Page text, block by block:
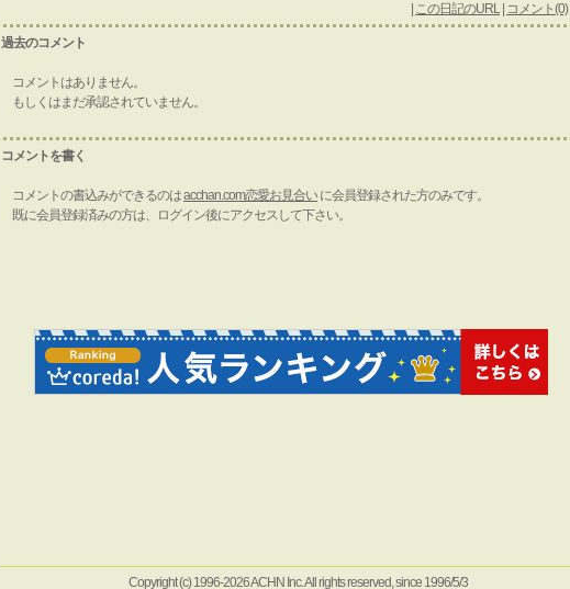
この日記のURL| コメント(0)|
過去のコメント
コメントはありません。
もしくはまだ承認されていません。
コメントを書く
コメントの書込みができるのはacchan.com恋愛お見合いに会員登録された方のみです。
既に会員登録済みの方は、ログイン後にアクセスして下さい。
Copyright (c) 1996-2026 ACHN Inc. All rights reserved, since 1996/5/3